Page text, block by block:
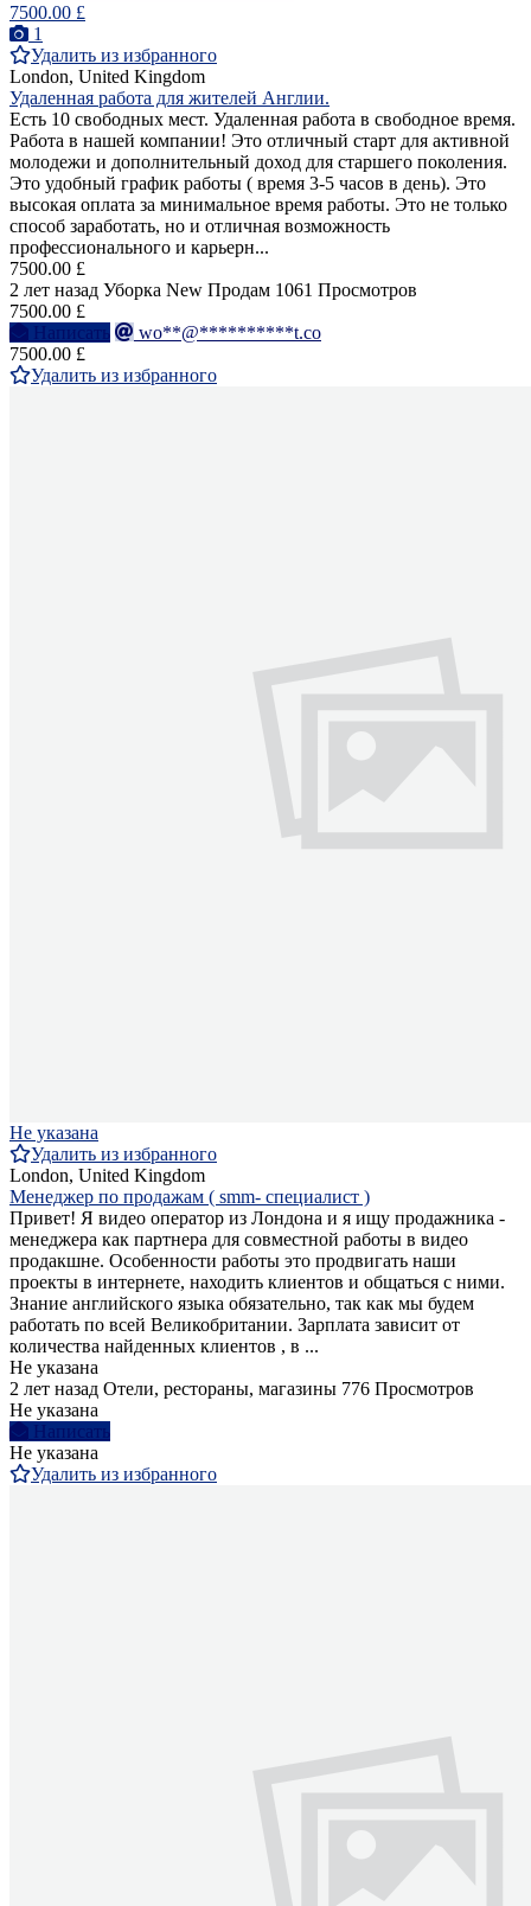
7500.00 £
1
Удалить из избранного
London, United Kingdom
Удаленная работа для жителей Англии.
Есть 10 свободных мест. Удаленная работа в свободное время.
Работа в нашей компании! Это отличный старт для активной
молодежи и дополнительный доход для старшего поколения.
Это удобный график работы ( время 3-5 часов в день). Это
высокая оплата за минимальное время работы. Это не только
способ заработать, но и отличная возможность
профессионального и карьерн...
7500.00 £
2 лет назад Уборка New Продам 1061 Просмотров
7500.00 £
Написать
wo**@**********t.co
7500.00 £
Удалить из избранного
Не указана
Удалить из избранного
London, United Kingdom
Менеджер по продажам ( smm- специалист )
Привет! Я видео оператор из Лондона и я ищу продажника -
менеджера как партнера для совместной работы в видео
продакшне. Особенности работы это продвигать наши
проекты в интернете, находить клиентов и общаться с ними.
Знание английского языка обязательно, так как мы будем
работать по всей Великобритании. Зарплата зависит от
количества найденных клиентов , в ...
Не указана
2 лет назад Отели, рестораны, магазины 776 Просмотров
Не указана
Написать
Не указана
Удалить из избранного